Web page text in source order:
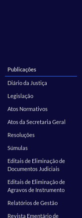
Publicações
Diário da Justiça
Legislação
Atos Normativos
Atos da Secretaria Geral
Resoluções
Súmulas
Editais de Eliminação de
Documentos Judiciais
Editais de Eliminação de
Agravos de Instrumento
Relatórios de Gestão
Revista Ementário de